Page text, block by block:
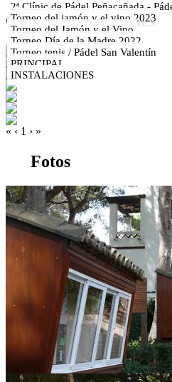
Galería de imágenes
2ª Clínic de Pádel Peñacañada -
Torneo del jamón y el vino 2023
Torneo del Jamón y el Vino
Torneo Día de la Madre 2022
Torneo tenis / Pádel San Valentín
PRINCIPAL
INSTALACIONES
« ‹ 1 › »
Fotos